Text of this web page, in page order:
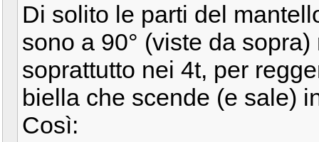
Di solito le parti del
sono a 90° (viste da
soprattutto nei 4t, per
biella che scende (e sale)
Così: